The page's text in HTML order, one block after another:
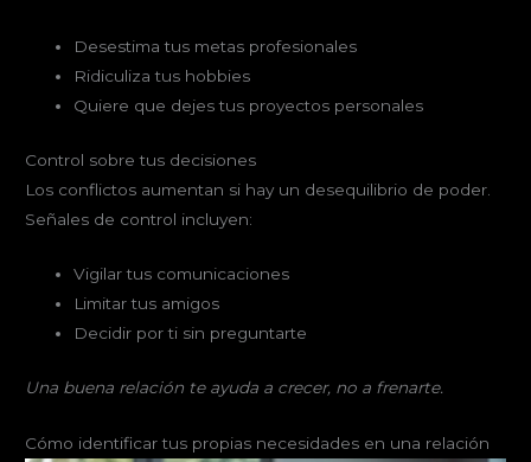
Desestima tus metas profesionales
Ridiculiza tus hobbies
Quiere que dejes tus proyectos personales
Control sobre tus decisiones
Los conflictos aumentan si hay un desequilibrio de poder.
Señales de control incluyen:
Vigilar tus comunicaciones
Limitar tus amigos
Decidir por ti sin preguntarte
Una buena relación te ayuda a crecer, no a frenarte.
Cómo identificar tus propias necesidades en una relación